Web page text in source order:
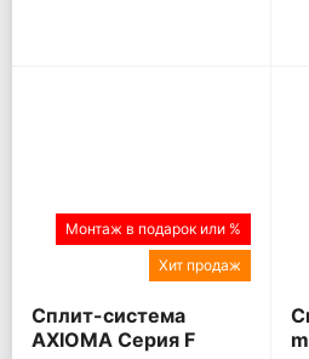
Монтаж в подарок или %
Хит продаж
Сплит-система
AXIOMA Серия F